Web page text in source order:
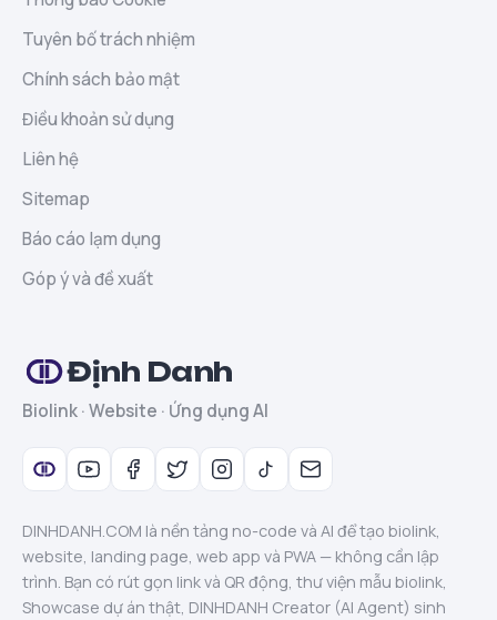
Tuyên bố trách nhiệm
Chính sách bảo mật
Điều khoản sử dụng
Liên hệ
Sitemap
Báo cáo lạm dụng
Góp ý và đề xuất
Định Danh
Biolink · Website · Ứng dụng AI
DINHDANH.COM là nền tảng no-code và AI để tạo biolink,
website, landing page, web app và PWA — không cần lập
trình. Bạn có rút gọn link và QR động, thư viện mẫu biolink,
Showcase dự án thật, DINHDANH Creator (AI Agent) sinh